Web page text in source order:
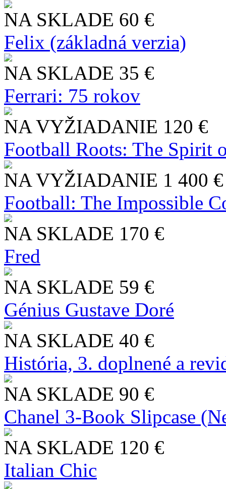
NA SKLADE 60 €
Felix (základná verzia)
NA SKLADE 35 €
Ferrari: 75 rokov
NA VYŽIADANIE 120 €
Football Roots: The Spirit
NA VYŽIADANIE 1 400 €
Football: The Impossible
NA SKLADE 170 €
Fred
NA SKLADE 59 €
Génius Gustave Doré
NA SKLADE 40 €
História, 3. doplnené a
NA SKLADE 90 €
Chanel 3-Book Slipcase
NA SKLADE 120 €
Italian Chic